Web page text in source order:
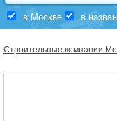
в Москве в
Строительные компании